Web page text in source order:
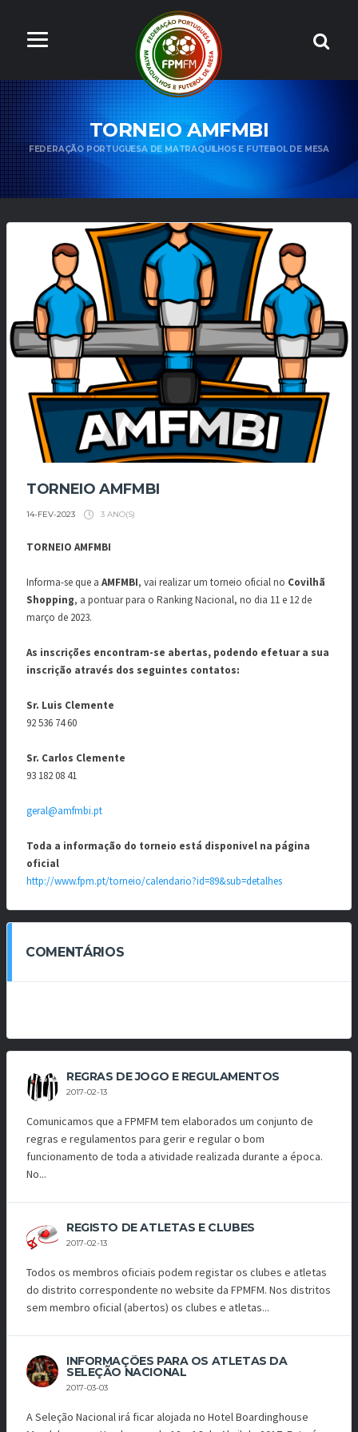
TORNEIO AMFMBI
FEDERAÇÃO PORTUGUESA DE MATRAQUILHOS E FUTEBOL DE MESA
TORNEIO AMFMBI
14-FEV-2023 3 ANO(S)
TORNEIO AMFMBI
Informa-se que a AMFMBI, vai realizar um torneio oficial no Covilhã
Shopping, a pontuar para o Ranking Nacional, no dia 11 e 12 de
março de 2023.
As inscrições encontram-se abertas, podendo efetuar a sua
inscrição através dos seguintes contatos:
Sr. Luis Clemente
92 536 74 60
Sr. Carlos Clemente
93 182 08 41
geral@amfmbi.pt
Toda a informação do torneio está disponivel na página
oficial
http://www.fpm.pt/torneio/calendario?id=89&sub=detalhes
COMENTÁRIOS
REGRAS DE JOGO E REGULAMENTOS
2017-02-13
Comunicamos que a FPMFM tem elaborados um conjunto de
regras e regulamentos para gerir e regular o bom
funcionamento de toda a atividade realizada durante a época.
No...
REGISTO DE ATLETAS E CLUBES
2017-02-13
Todos os membros oficiais podem registar os clubes e atletas
do distrito correspondente no website da FPMFM. Nos distritos
sem membro oficial (abertos) os clubes e atletas...
INFORMAÇÕES PARA OS ATLETAS DA
SELEÇÃO NACIONAL
2017-03-03
A Seleção Nacional irá ficar alojada no Hotel Boardinghouse